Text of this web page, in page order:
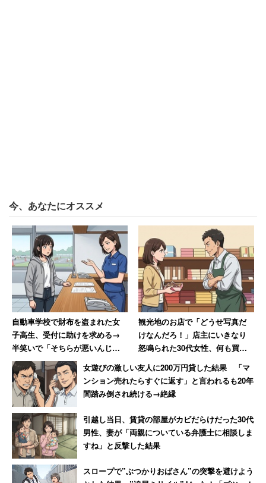
今、あなたにオススメ
自動車学校で財布を盗まれた女
子高生、受付に助けを求める→
半笑いで「そちらが悪いんじゃ
ないですか？」 ある女性の悔し
かった記憶
観光地のお店で「どうせ写真だ
けなんだろ！」店主にいきなり
怒鳴られた30代女性、何も買わ
ずに怒りの退店【前編】
女遊びの激しい友人に200万円貸した結果 「マ
ンション売れたらすぐに返す」と言われるも20年
間踏み倒され続ける→絶縁
引越し当日、賃貸の部屋がカビだらけだった30代
男性、妻が「両親についている弁護士に相談しま
すね」と反撃した結果
スロープで”ぶつかりおばさん”の突撃を避けよう